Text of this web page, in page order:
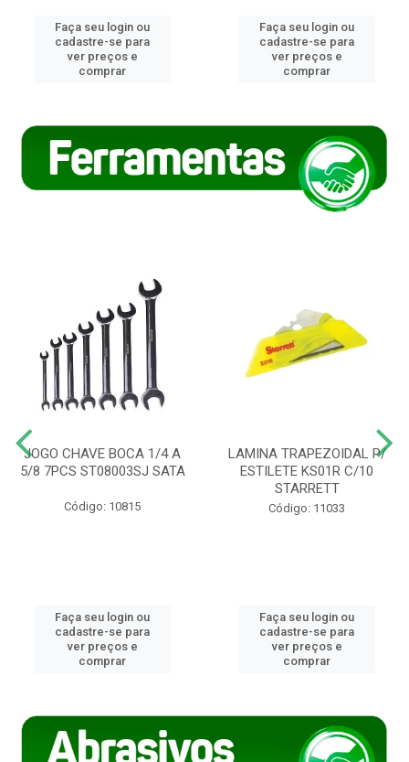
Faça seu login ou
cadastre-se para
ver preços e
comprar
Faça seu login ou
cadastre-se para
ver preços e
comprar
JOGO CHAVE BOCA 1/4 A
5/8 7PCS ST08003SJ SATA
Código: 10815
Faça seu login ou
cadastre-se para
ver preços e
comprar
LAMINA TRAPEZOIDAL P/
ESTILETE KS01R C/10
STARRETT
Código: 11033
Faça seu login ou
cadastre-se para
ver preços e
comprar